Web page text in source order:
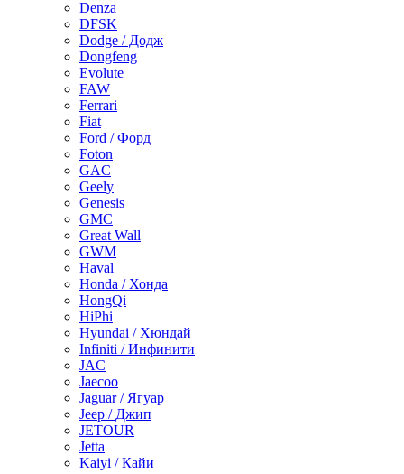
Denza
DFSK
Dodge / Додж
Dongfeng
Evolute
FAW
Ferrari
Fiat
Ford / Форд
Foton
GAC
Geely
Genesis
GMC
Great Wall
GWM
Haval
Honda / Хонда
HongQi
HiPhi
Hyundai / Хюндай
Infiniti / Инфинити
JAC
Jaecoo
Jaguar / Ягуар
Jeep / Джип
JETOUR
Jetta
Kaiyi / Кайи